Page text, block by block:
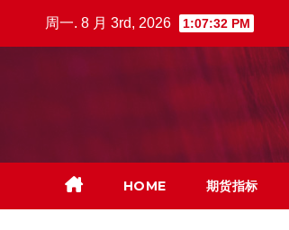
周一. 8 月 3rd, 2026 1:07:33 PM
HOME 期货指标